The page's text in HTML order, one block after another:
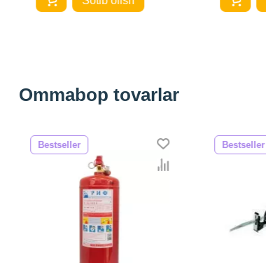
Ommabop tovarlar
Bestseller Bestseller